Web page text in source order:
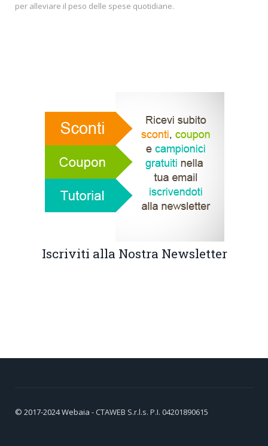
per alleviare il peso delle spese quotidiane.
Iscriviti alla Nostra Newsletter
© 2017-2024Webaia - CTAWEB S.r.l.s. P.I. 04201890615